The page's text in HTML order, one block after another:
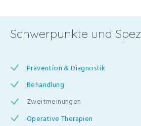
Schwerpunkte und
Prävention & Diagnostik
Behandlung
Zweitmeinungen
Operative Therapien